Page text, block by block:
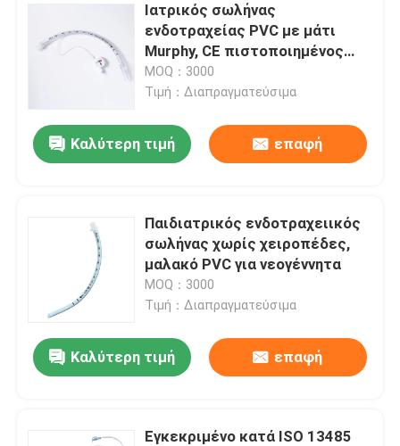
Προϊόντα
Σχετικά με εμάς
Ποιοτικός έλεγχος
επαφή
Νέα
Όλες οι περιπτώσεις
Ιατρικός σωλήνας
ενδοτραχείας PVC με μάτι
Murphy, CE πιστοποιημένος
σωλήνας ενδοτραχείας μιας
χρήσης
MOQ：3000
Τιμή：Διαπραγματεύσιμα
Καλύτερη τιμή επαφή
Παιδιατρικός ενδοτραχειικός
σωλήνας χωρίς χειροπέδες,
μαλακό PVC για νεογέννητα
MOQ：3000
Τιμή：Διαπραγματεύσιμα
Καλύτερη τιμή επαφή
Εγκεκριμένο κατά ISO 13485